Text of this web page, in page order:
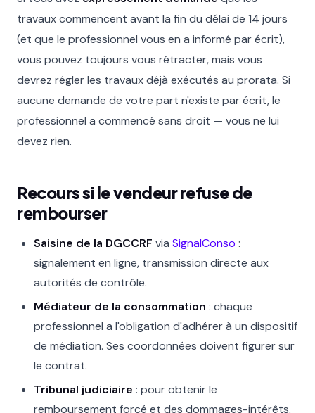
travaux commencent avant la fin du délai de 14 jours
(et que le professionnel vous en a informé par écrit),
vous pouvez toujours vous rétracter, mais vous
devrez régler les travaux déjà exécutés au prorata. Si
aucune demande de votre part n'existe par écrit, le
professionnel a commencé sans droit — vous ne lui
devez rien.
Recours si le vendeur refuse de
rembourser
Saisine de la DGCCRF via SignalConso :
signalement en ligne, transmission directe aux
autorités de contrôle.
Médiateur de la consommation : chaque
professionnel a l'obligation d'adhérer à un dispositif
de médiation. Ses coordonnées doivent figurer sur
le contrat.
Tribunal judiciaire : pour obtenir le
remboursement forcé et des dommages-intérêts.